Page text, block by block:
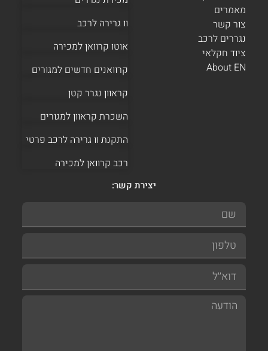
מאמרים
צור קשר
נגררים לרכב
ציוד חקלאי
About EN
וו גרירה לרכב
אוטו קרוואן למכירה
קרוואנים חדשים למגורים
קראוון נגרר קטן
השכרת קראוון למגורים
התקנת וו גרירה לרכב פרטי
רכב קרוואן למכירה
יצירת קשר: